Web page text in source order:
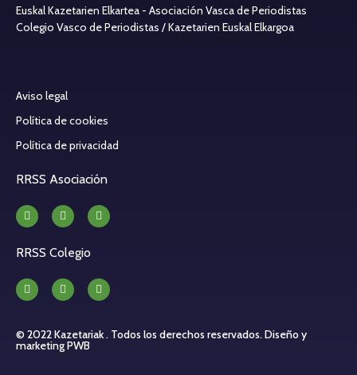
Euskal Kazetarien Elkartea - Asociación Vasca de Periodistas
Colegio Vasco de Periodistas / Kazetarien Euskal Elkargoa
Aviso legal
Política de cookies
Política de privacidad
RRSS Asociación
RRSS Colegio
© 2022 Kazetariak . Todos los derechos reservados.Diseño y
marketing PWB